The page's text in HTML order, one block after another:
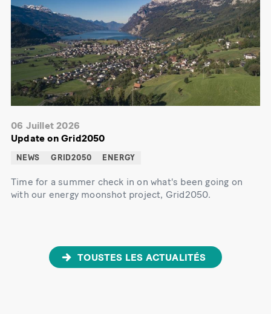
06 Juillet 2026
Update on Grid2050
NEWS GRID2050 ENERGY
Time for a summer check in on what's been going on
with our energy moonshot project, Grid2050.
TOUSTES LES ACTUALITÉS